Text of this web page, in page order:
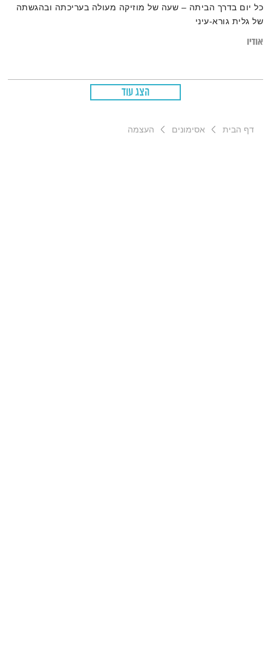
כל יום בדרך הביתה – שעה של מוזיקה מעולה בעריכתה ובהגשתה
של גלית גורא-עיני
אודיו
הצג עוד
דף הבית אסימונים העצמה